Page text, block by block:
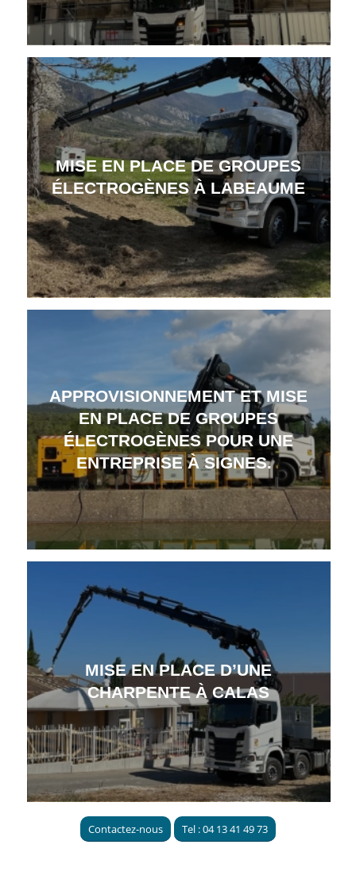
MISE EN PLACE DE GROUPES
ÉLECTROGÈNES À LABEAUME
APPROVISIONNEMENT ET MISE
EN PLACE DE GROUPES
ÉLECTROGÈNES POUR UNE
ENTREPRISE À SIGNES.
MISE EN PLACE D’UNE
CHARPENTE À CALAS
Contactez-nous Tel : 04 13 41 49 73